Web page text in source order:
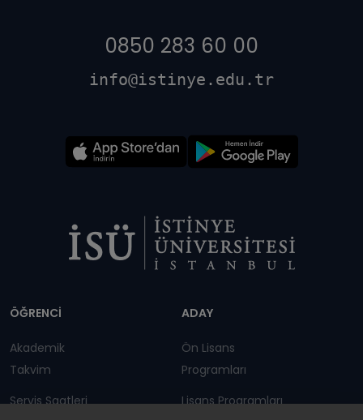
0850 283 60 00
info@istinye.edu.tr
ÖĞRENCİ
Akademik
Takvim
Servis Saatleri
ADAY
Ön Lisans
Programları
Lisans Programları